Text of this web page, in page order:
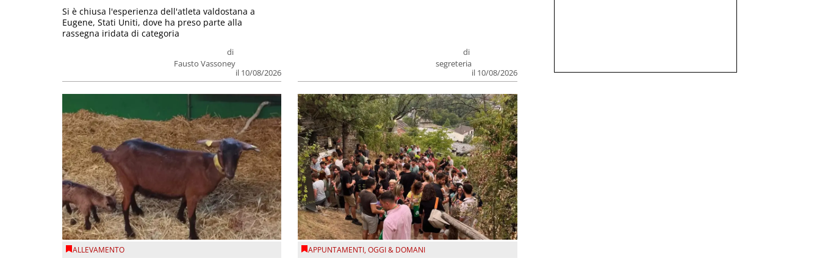
di
Fausto Vassoney
il 10/08/2026
Si è chiusa l'esperienza dell'atleta valdostana a
Eugene, Stati Uniti, dove ha preso parte alla
rassegna iridata di categoria
di
segreteria
il 10/08/2026
ALLEVAMENTO APPUNTAMENTI,OGGI & DOMANI